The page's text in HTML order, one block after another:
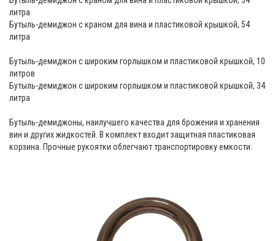
литра
Бутыль-демиджон с краном для вина и пластиковой крышкой, 54
литра
Бутыль-демиджон с широким горлышком и пластиковой крышкой, 10
литров
Бутыль-демиджон с широким горлышком и пластиковой крышкой, 34
литра
Бутыль-демиджоны, наилучшего качества для брожения и хранения
вин и других жидкостей. В комплект входит защитная пластиковая
корзина. Прочные рукоятки облегчают транспортировку емкости.